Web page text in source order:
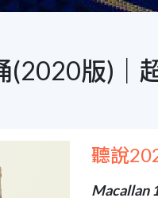
(2020版)｜
聽說
Macallan